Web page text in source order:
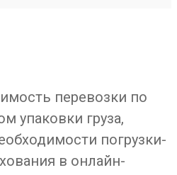
перевозки по
упаковки груза,
погрузки-
в онлайн-